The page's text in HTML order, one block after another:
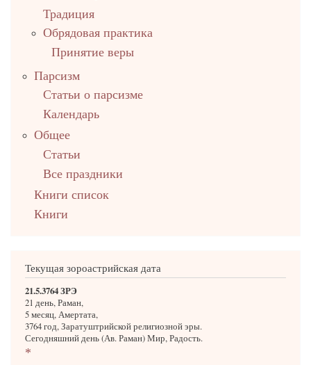
Традиция
Обрядовая практика
Принятие веры
Парсизм
Статьи о парсизме
Календарь
Общее
Статьи
Все праздники
Книги список
Книги
Текущая зороастрийская дата
21.5.3764 ЗРЭ
21 день, Раман,
5 месяц, Амертата,
3764 год, Заратуштрийской религиозной эры.
Сегодняшний день (Ав. Раман) Мир, Радость.
*